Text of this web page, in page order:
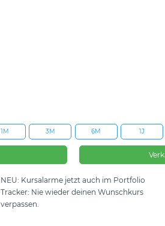
1M 3M 6M 1J
NEU: Kursalarme jetzt auch im Portfolio
Tracker: Nie wieder deinen Wunschkurs
verpassen.